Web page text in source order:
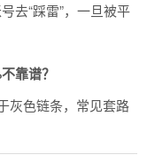
去“踩雷”，一旦被平
靠谱？
灰色链条，常见套路